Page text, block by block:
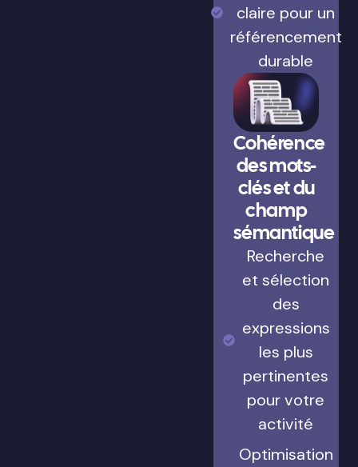
claire pour un
référencement
durable
Cohérence
des mots-
clés et du
champ
sémantique
Recherche
et sélection
des
expressions
les plus
pertinentes
pour votre
activité
Optimisation